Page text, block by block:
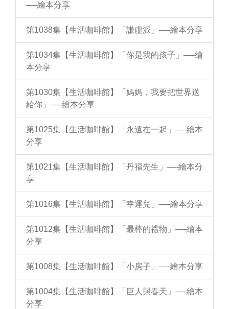
──繪本分享
第1038集【生活咖啡館】「謙虛派」──繪本分享
第1034集【生活咖啡館】「你是我的孩子」──繪
本分享
第1030集【生活咖啡館】「媽媽，我要把世界送
給你」──繪本分享
第1025集【生活咖啡館】「永遠在一起」──繪本
分享
第1021集【生活咖啡館】「丹福先生」──繪本分
享
第1016集【生活咖啡館】「幸運兒」──繪本分享
第1012集【生活咖啡館】「最棒的禮物」──繪本
分享
第1008集【生活咖啡館】「小房子」──繪本分享
第1004集【生活咖啡館】「巨人與春天」──繪本
分享